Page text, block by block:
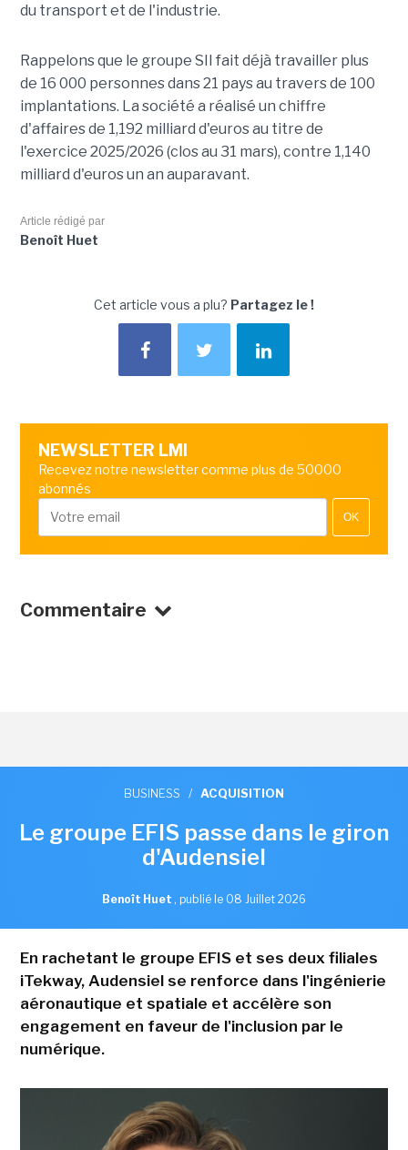
du transport et de l'industrie.
Rappelons que le groupe SII fait déjà travailler plus
de 16 000 personnes dans 21 pays au travers de 100
implantations. La société a réalisé un chiffre
d'affaires de 1,192 milliard d'euros au titre de
l'exercice 2025/2026 (clos au 31 mars), contre 1,140
milliard d'euros un an auparavant.
Article rédigé par
Benoît Huet
Cet article vous a plu? Partagez le !
NEWSLETTER LMI
Recevez notre newsletter comme plus de 50000
abonnés
OK
Commentaire
BUSINESS / ACQUISITION
Le groupe EFIS passe dans le giron
d'Audensiel
Benoît Huet , publié le 08 Juillet 2026
En rachetant le groupe EFIS et ses deux filiales
iTekway, Audensiel se renforce dans l'ingénierie
aéronautique et spatiale et accélère son
engagement en faveur de l'inclusion par le
numérique.